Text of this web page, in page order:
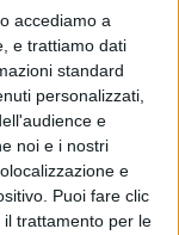
accediamo a
e trattiamo dati
standard
personalizzati,
e
noi e i nostri
e
Puoi fare clic
trattamento per le